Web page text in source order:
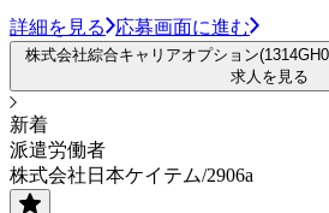
詳細を見る 応募画面に進む
株式会社綜合キャリアオプション
求人を見る
新着
派遣労働者
株式会社日本ケイテム/2906a